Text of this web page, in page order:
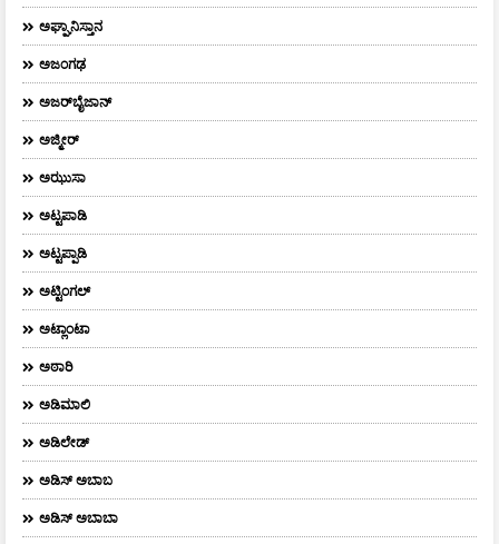
ಅಘ್ಘಾನಿಸ್ತಾನ
ಅಜಂಗಢ
ಅಜರ್‌ಬೈಜಾನ್
ಅಜ್ಮೀರ್
ಅಝುಸಾ
ಅಟ್ಟಪಾಡಿ
ಅಟ್ಟಪ್ಪಾಡಿ
ಅಟ್ಟಿಂಗಲ್
ಅಟ್ಲಾಂಟಾ
ಅಠಾರಿ
ಅಡಿಮಾಲಿ
ಅಡಿಲೇಡ್
ಅಡಿಸ್ ಅಬಾಬ
ಅಡಿಸ್ ಅಬಾಬಾ